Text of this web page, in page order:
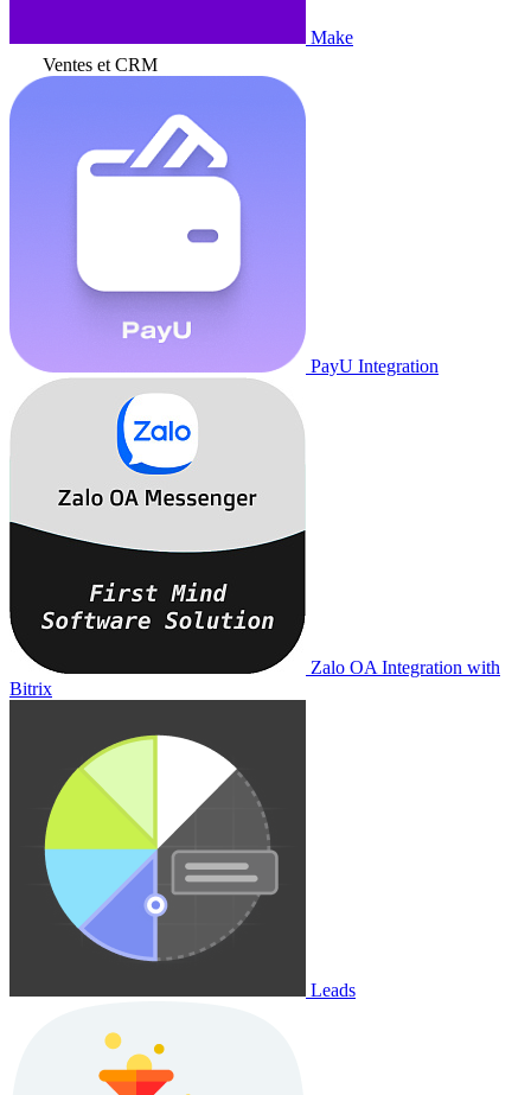
Make
Ventes et CRM
PayU Integration
Zalo OA Integration with
Bitrix
Leads